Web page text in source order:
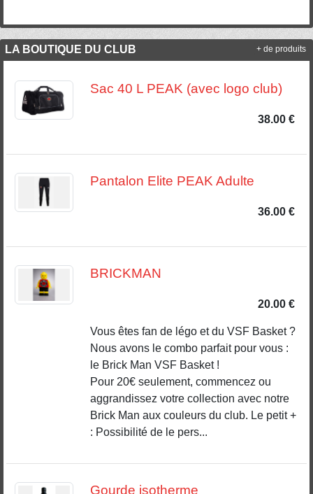
LA BOUTIQUE DU CLUB
Sac 40 L PEAK (avec logo club)
38.00 €
Pantalon Elite PEAK Adulte
36.00 €
BRICKMAN
20.00 €
Vous êtes fan de légo et du VSF Basket ?
Nous avons le combo parfait pour vous :
le Brick Man VSF Basket !
Pour 20€ seulement, commencez ou
aggrandissez votre collection avec notre
Brick Man aux couleurs du club. Le petit +
: Possibilité de le pers...
Gourde isotherme
+ de produits